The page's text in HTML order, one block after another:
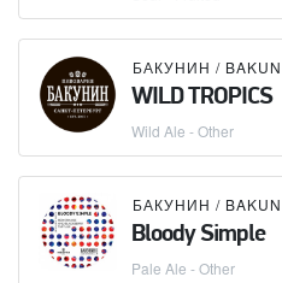
WILD TROPICS
Wild Ale - Other
Bloody Simple
Pale Ale - Other